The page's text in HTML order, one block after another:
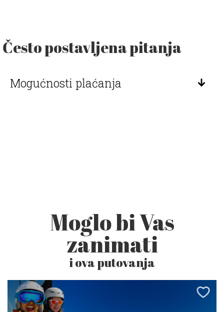
Često postavljena pitanja
Mogućnosti plaćanja
Moglo bi Vas
zanimati
i ova putovanja